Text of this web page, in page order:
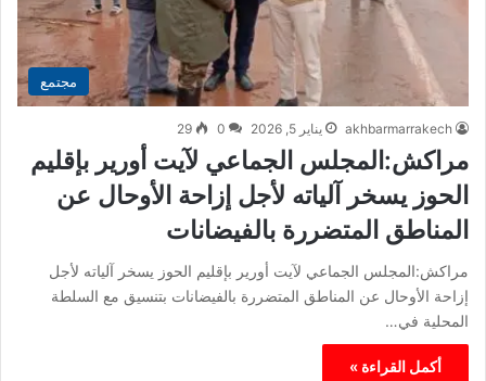
مجتمع
akhbarmarrakech يناير 5, 2026 0
29
مراكش:المجلس الجماعي لآيت أورير بإقليم
الحوز يسخر آلياته لأجل إزاحة الأوحال عن
المناطق المتضررة بالفيضانات
مراكش:المجلس الجماعي لآيت أورير بإقليم الحوز يسخر آلياته لأجل
إزاحة الأوحال عن المناطق المتضررة بالفيضانات بتنسيق مع السلطة
المحلية في…
أكمل القراءة »